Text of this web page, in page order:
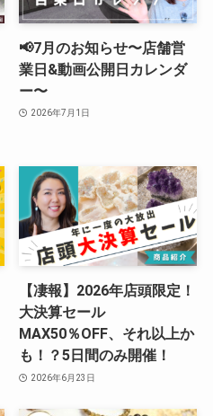
📢7月のお知らせ〜店舗営
業日&動画公開日カレンダ
ー〜
2026年7月1日
【凄報】2026年店頭限定！
大決算セール
MAX50％OFF、それ以上か
も！？5日間のみ開催！
2026年6月23日